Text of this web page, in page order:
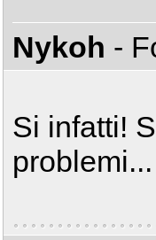
Nykoh -
Si infatti!
problemi...